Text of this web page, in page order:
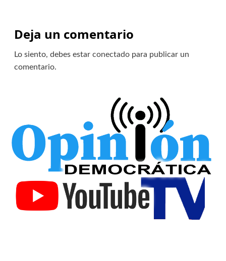
Deja un comentario
Lo siento, debes estar conectadopara publicar un
comentario.